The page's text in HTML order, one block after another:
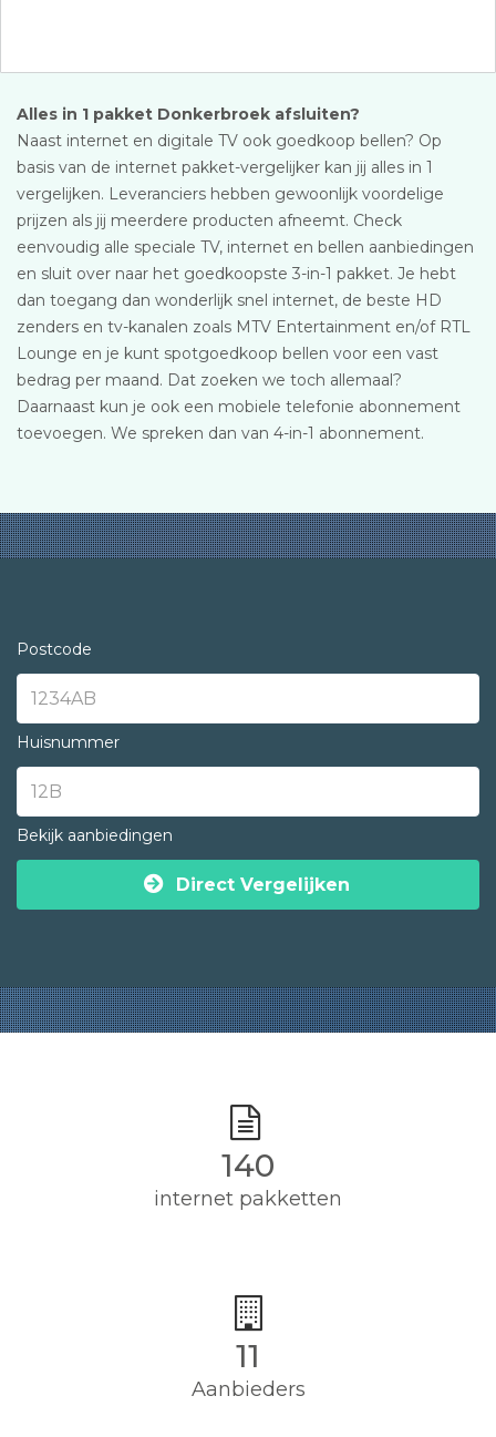
Alles in 1 pakket Donkerbroek afsluiten?
Naast internet en digitale TV ook goedkoop bellen? Op
basis van de internet pakket-vergelijker kan jij alles in 1
vergelijken. Leveranciers hebben gewoonlijk voordelige
prijzen als jij meerdere producten afneemt. Check
eenvoudig alle speciale TV, internet en bellen aanbiedingen
en sluit over naar het goedkoopste 3-in-1 pakket. Je hebt
dan toegang dan wonderlijk snel internet, de beste HD
zenders en tv-kanalen zoals MTV Entertainment en/of RTL
Lounge en je kunt spotgoedkoop bellen voor een vast
bedrag per maand. Dat zoeken we toch allemaal?
Daarnaast kun je ook een mobiele telefonie abonnement
toevoegen. We spreken dan van 4-in-1 abonnement.
Postcode
Huisnummer
Bekijk aanbiedingen
Direct Vergelijken
140
internet pakketten
11
Aanbieders